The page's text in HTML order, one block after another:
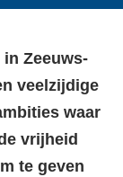
Zeeuws-
veelzijdige
waar
vrijheid
te geven